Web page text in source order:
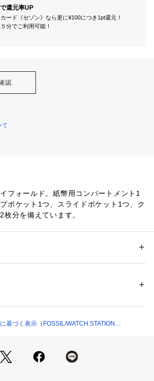
還元率UP
ード《セゾン》なら更に¥100につき1pt還元！
分でご利用可能！
認
て
フォールド。紙幣用コンパートメント1
ポケット1つ、スライドポケット1つ、ク
枚分を備えています。
／エコレザートリム 裏地：-
基づく表示（FOSSIL/WATCH STATION